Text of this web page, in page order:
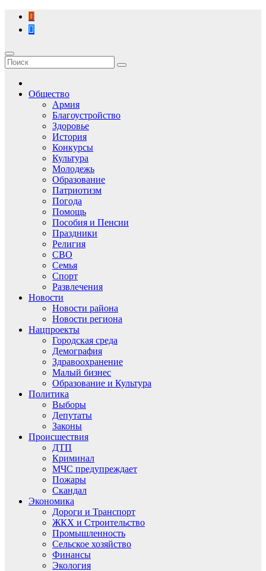
Перейти
содержимому
Общество
Армия
Благоустройство
Здоровье
История
Конкурсы
Культура
Молодежь
Образование
Патриотизм
Погода
Помощь
Пособия и Пенсии
Праздники
Религия
СВО
Семья
Спорт
Развлечения
Новости
Новости района
Новости региона
Нацпроекты
Городская среда
Демография
Здравоохранение
Малый бизнес
Образование и Культура
Политика
Выборы
Депутаты
Законы
Происшествия
ДТП
Криминал
МЧС предупреждает
Пожары
Скандал
Экономика
Дороги и Транспорт
ЖКХ и Строительство
Промышленность
Сельское хозяйство
Финансы
Экология